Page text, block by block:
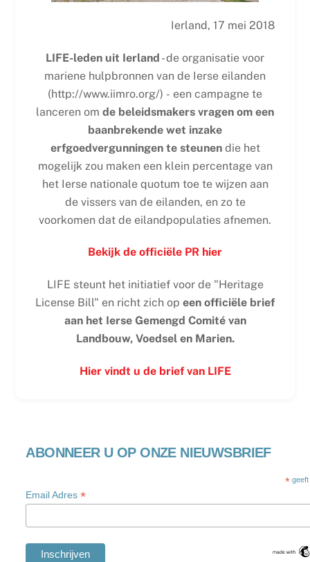
Ierland, 17 mei 2018
LIFE-leden uit Ierland - de organisatie voor
mariene hulpbronnen van de Ierse eilanden
(http://www.iimro.org/) - een campagne te
lanceren om de beleidsmakers vragen om een
baanbrekende wet inzake
erfgoedvergunningen te steunen die het
mogelijk zou maken een klein percentage van
het Ierse nationale quotum toe te wijzen aan
de vissers van de eilanden, en zo te
voorkomen dat de eilandpopulaties afnemen.
Bekijk de officiële PR hier
LIFE steunt het initiatief voor de "Heritage
License Bill" en richt zich op een officiële brief
aan het Ierse Gemengd Comité van
Landbouw, Voedsel en Marien.
Hier vindt u de brief van LIFE
ABONNEER U OP ONZE NIEUWSBRIEF
*
Email Adres*